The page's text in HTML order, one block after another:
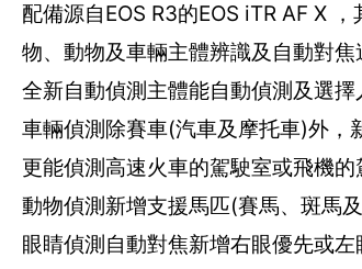
配備源自EOS R3的EOS iTR AF X
物、動物及車輛主體辨識及自動對焦
全新自動偵測主體能自動偵測及選
車輛偵測除賽車(汽車及摩托車)外，
更能偵測高速火車的駕駛室或飛機的
動物偵測新增支援馬匹(賽馬、斑馬
眼睛偵測自動對焦新增右眼優先或左